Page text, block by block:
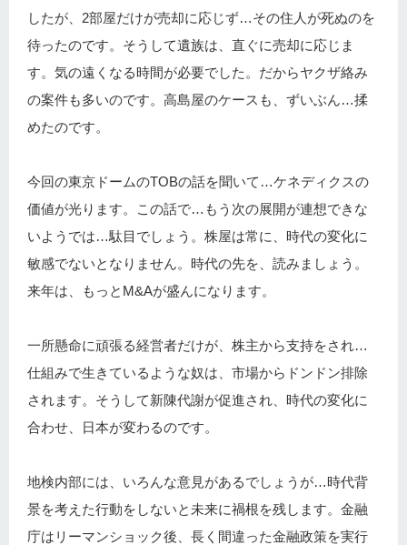
したが、2部屋だけが売却に応じず…その住人が死ぬのを
待ったのです。そうして遺族は、直ぐに売却に応じま
す。気の遠くなる時間が必要でした。だからヤクザ絡み
の案件も多いのです。高島屋のケースも、ずいぶん…揉
めたのです。
今回の東京ドームのTOBの話を聞いて…ケネディクスの
価値が光ります。この話で…もう次の展開が連想できな
いようでは…駄目でしょう。株屋は常に、時代の変化に
敏感でないとなりません。時代の先を、読みましょう。
来年は、もっとM&Aが盛んになります。
一所懸命に頑張る経営者だけが、株主から支持をされ…
仕組みで生きているような奴は、市場からドンドン排除
されます。そうして新陳代謝が促進され、時代の変化に
合わせ、日本が変わるのです。
地検内部には、いろんな意見があるでしょうが…時代背
景を考えた行動をしないと未来に禍根を残します。金融
庁はリーマンショック後、長く間違った金融政策を実行